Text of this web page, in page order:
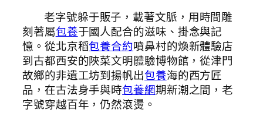
老字號躲于販子，載著文脈，用時間雕
刻著屬包養于國人配合的滋味、掛念與記
憶。從北京稻包養合約噴鼻村的煥新體驗店
到古都西安的陜菜文明體驗博物館，從津門
故鄉的非遺工坊到揚帆出包養海的西方匠
品，在古法身手與時包養網期新潮之間，老
字號穿越百年，仍然滾燙。